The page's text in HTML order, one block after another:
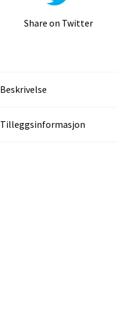
Share on Twitter
Beskrivelse
Tilleggsinformasjon